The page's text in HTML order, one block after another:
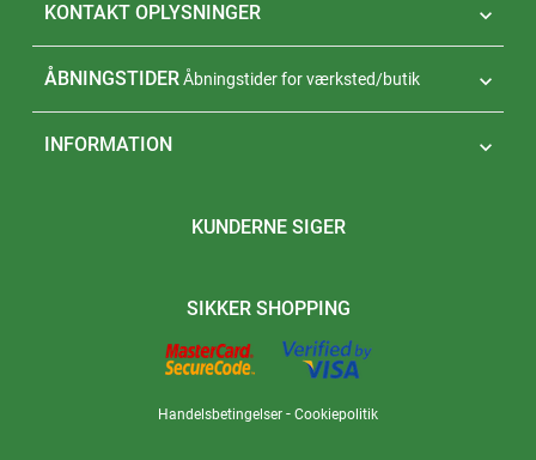
KONTAKT OPLYSNINGER 
ÅBNINGSTIDER 
Åbningstider for værksted/butik
INFORMATION 
KUNDERNE SIGER
SIKKER SHOPPING
Handelsbetingelser - Cookiepolitik